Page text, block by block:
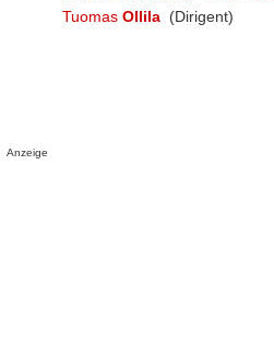
Tuomas Ollila (Dirigent)
Anzeige